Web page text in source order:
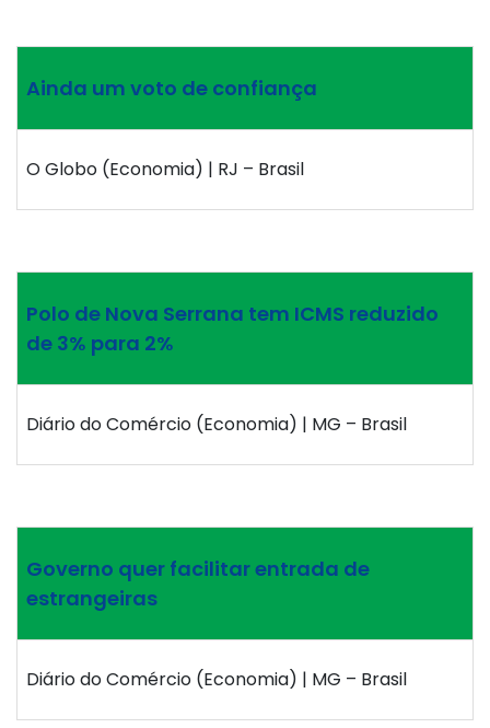
Ainda um voto de confiança
O Globo (Economia) | RJ – Brasil
Polo de Nova Serrana tem ICMS reduzido
de 3% para 2%
Diário do Comércio (Economia) | MG – Brasil
Governo quer facilitar entrada de
estrangeiras
Diário do Comércio (Economia) | MG – Brasil